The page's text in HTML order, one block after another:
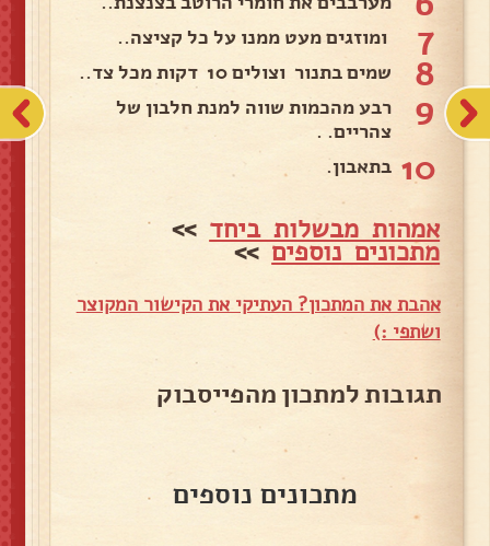
7 ומוזגים מעט ממנו על כל קציצה..
8 שמים בתנור וצולים 10 דקות מכל צד..
9
רבע מהכמות שווה למנת חלבון של
צהריים. .
10 בתאבון.
אמהות מבשלות ביחד >>
מתכונים נוספים>>
אהבת את המתכון? העתיקי את הקישור המקוצר
ושתפי :)
תגובות למתכון מהפייסבוק
מתכונים נוספים